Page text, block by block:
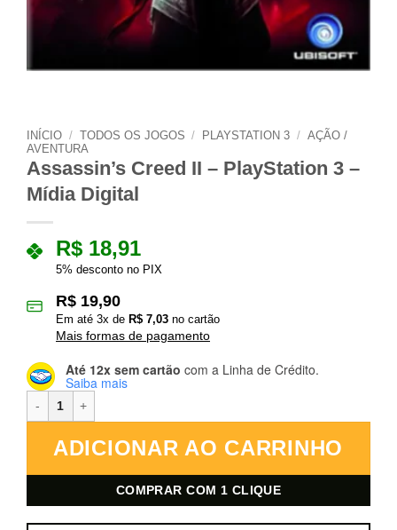
INÍCIO / TODOS OS JOGOS / PLAYSTATION 3 / AÇÃO /
AVENTURA
Assassin’s Creed II – PlayStation 3 –
Mídia Digital
R$ 18,91
5% desconto no PIX
R$ 19,90
Em até 3x de R$ 7,03 no cartão
Mais formas de pagamento
Até 12x sem cartão com a Linha de Crédito.
Saiba mais
ADICIONAR AO CARRINHO
COMPRAR COM 1 CLIQUE